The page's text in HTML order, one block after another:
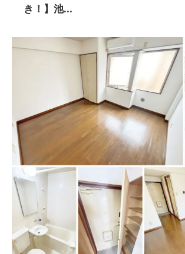
き！】池...